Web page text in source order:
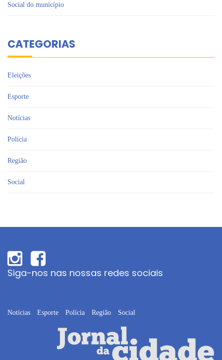
Social do município
CATEGORIAS
Eleições
Esporte
Notícias
Polícia
Região
Social
Siga-nos nas nossas redes sociais
Notícias Esporte Polícia Região Social